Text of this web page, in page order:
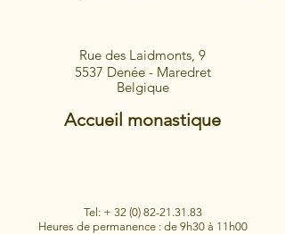
Rue des Laidmonts, 9
5537 Denée - Maredret
Belgique
Accueil monastique
Tel: + 32 (0) 82-21.31.83
​Heures de permanence : de 9h30 à 11h00